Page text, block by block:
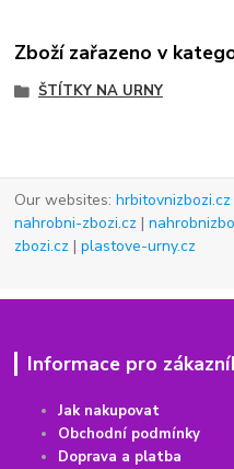
Zboží zařazeno v
ŠTÍTKY NA URNY
Our websites:hrbitovnizbozi.cz
nahrobni-zbozi.cz |
zbozi.cz |plastove-urny.cz
Informace pro
Jak nakupovat
Obchodní podmínky
Doprava a platba